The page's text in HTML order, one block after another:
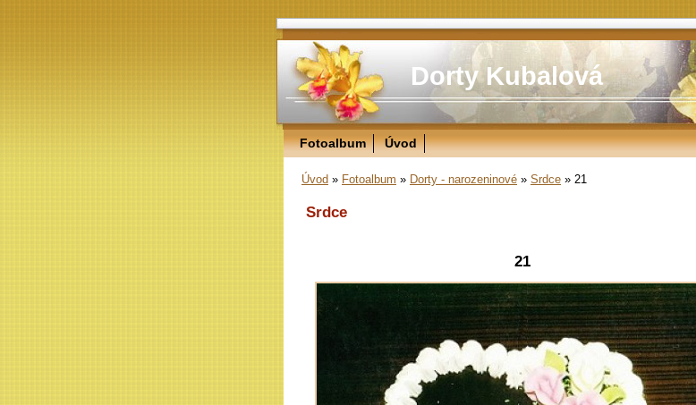
Dorty Kubalová
Fotoalbum Úvod
Úvod » Fotoalbum » Dorty - narozeninové » Srdce » 21
Srdce
21